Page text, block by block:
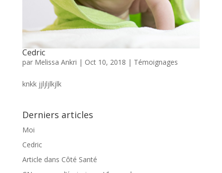
Cedric
par Melissa Ankri | Oct 10, 2018 | Témoignages
knkk jjljljlkjlk
Derniers articles
Moi
Cedric
Article dans Côté Santé